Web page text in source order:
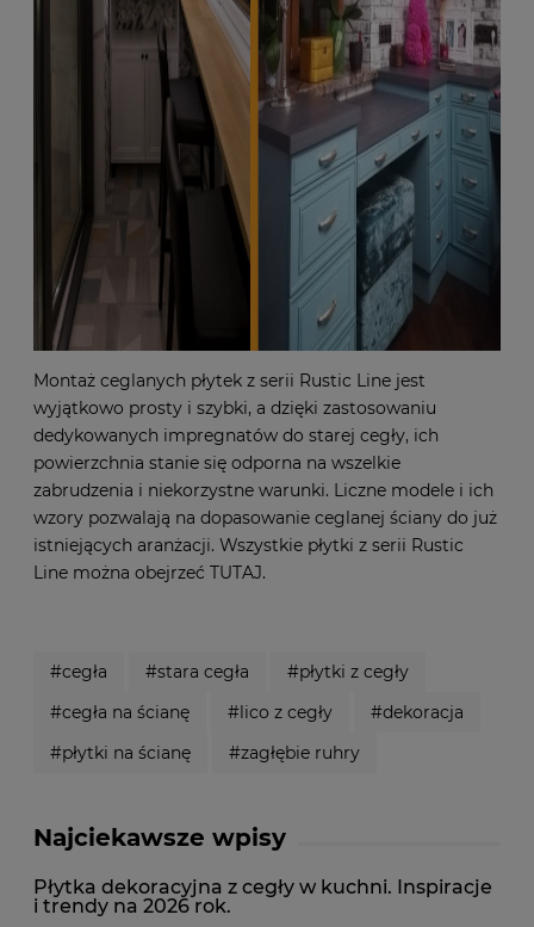
Montaż ceglanych płytek z serii Rustic Line jest
wyjątkowo prosty i szybki, a dzięki zastosowaniu
dedykowanych impregnatów do starej cegły, ich
powierzchnia stanie się odporna na wszelkie
zabrudzenia i niekorzystne warunki. Liczne modele i ich
wzory pozwalają na dopasowanie ceglanej ściany do już
istniejących aranżacji. Wszystkie płytki z serii Rustic
Line można obejrzeć TUTAJ.
#cegła #stara cegła
#płytki z cegły
#cegła na ścianę
#lico z cegły
#dekoracja
#płytki na ścianę
#zagłębie ruhry
Najciekawsze wpisy
Płytka dekoracyjna z cegły w kuchni. Inspiracje
i trendy na 2026 rok.